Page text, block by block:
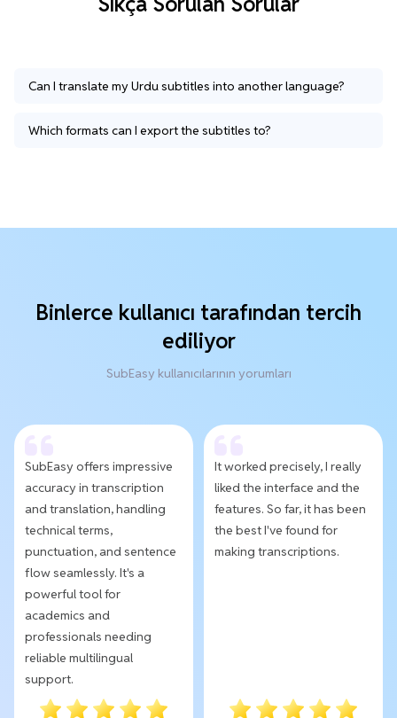
Can I translate my Urdu subtitles into another language?
Which formats can I export the subtitles to?
Binlerce kullanıcı tarafından tercih
ediliyor
SubEasy kullanıcılarının yorumları
SubEasy offers impressive
accuracy in transcription
and translation, handling
technical terms,
punctuation, and sentence
flow seamlessly. It's a
powerful tool for
academics and
professionals needing
reliable multilingual
support.
It worked precisely, I really
liked the interface and the
features. So far, it has been
the best I've found for
making transcriptions.